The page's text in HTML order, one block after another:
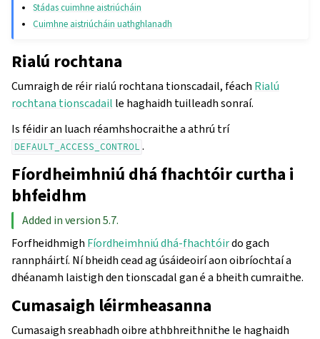
Stádas cuimhne aistriúcháin
Cuimhne aistriúcháin uathghlanadh
Rialú rochtana
Cumraigh de réir rialú rochtana tionscadail, féach Rialú
rochtana tionscadail le haghaidh tuilleadh sonraí.
Is féidir an luach réamhshocraithe a athrú trí
DEFAULT_ACCESS_CONTROL .
Fíordheimhniú dhá fhachtóir curtha i
bhfeidhm
Added in version 5.7.
Forfheidhmigh Fíordheimhniú dhá-fhachtóirdo gach
rannpháirtí. Ní bheidh cead ag úsáideoirí aon oibríochtaí a
dhéanamh laistigh den tionscadal gan é a bheith cumraithe.
Cumasaigh léirmheasanna
Cumasaigh sreabhadh oibre athbhreithnithe le haghaidh